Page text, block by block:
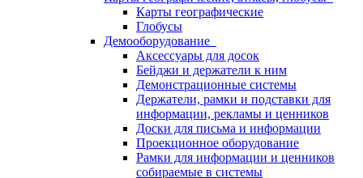
Карты географические
Глобусы
Демооборудование
Аксессуары для досок
Бейджи и держатели к ним
Демонстрационные системы
Держатели, рамки и подставки для
информации, рекламы и ценников
Доски для письма и информации
Проекционное оборудование
Рамки для информации и ценников
собираемые в системы